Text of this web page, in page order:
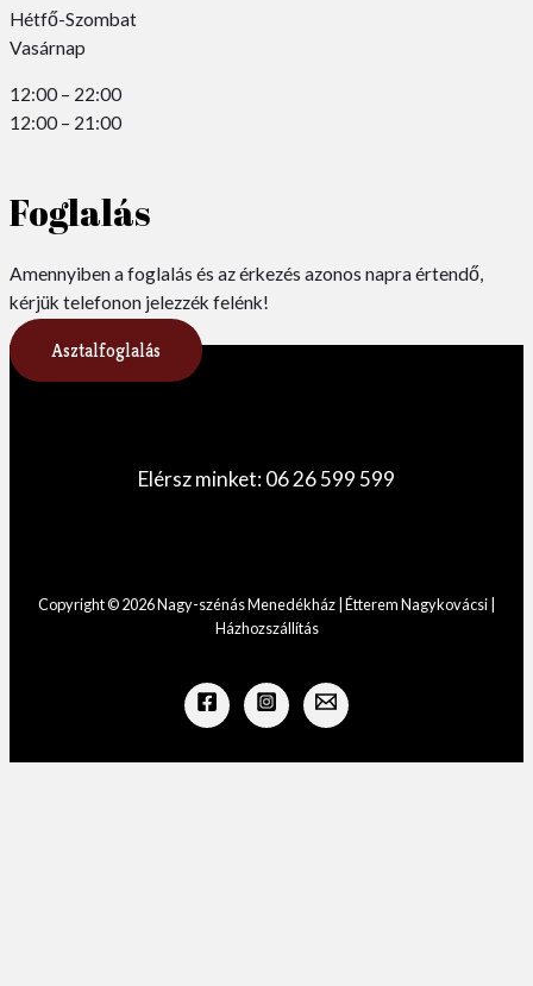
Hétfő-Szombat
Vasárnap
12:00 – 22:00
12:00 – 21:00
Foglalás
Amennyiben a foglalás és az érkezés azonos napra értendő,
kérjük telefonon jelezzék felénk!
Asztalfoglalás
Elérsz minket: 06 26 599 599
Copyright © 2026 Nagy-szénás Menedékház | Étterem Nagykovácsi |
Házhozszállítás